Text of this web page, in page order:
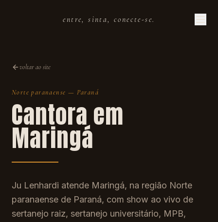
entre, sinta, conecte-se.
voltar ao site
Norte paranaense — Paraná
Cantora em
Maringá
Ju Lenhardi atende Maringá, na região Norte
paranaense de Paraná, com show ao vivo de
sertanejo raiz, sertanejo universitário, MPB,